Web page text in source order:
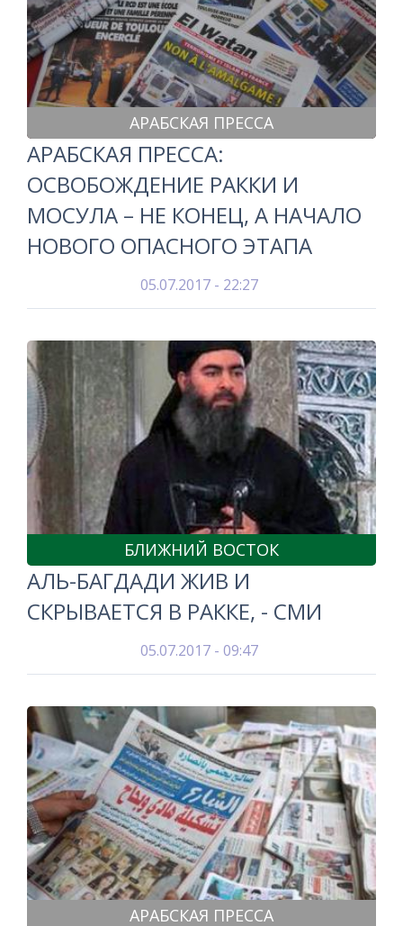
АРАБСКАЯ ПРЕССА
АРАБСКАЯ ПРЕССА:
ОСВОБОЖДЕНИЕ РАККИ И
МОСУЛА – НЕ КОНЕЦ, А НАЧАЛО
НОВОГО ОПАСНОГО ЭТАПА
05.07.2017 - 22:27
БЛИЖНИЙ ВОСТОК
АЛЬ-БАГДАДИ ЖИВ И
СКРЫВАЕТСЯ В РАККЕ, - СМИ
05.07.2017 - 09:47
АРАБСКАЯ ПРЕССА